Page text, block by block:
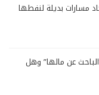
مسارات بديلة لنفطها
عن مالها” وهل